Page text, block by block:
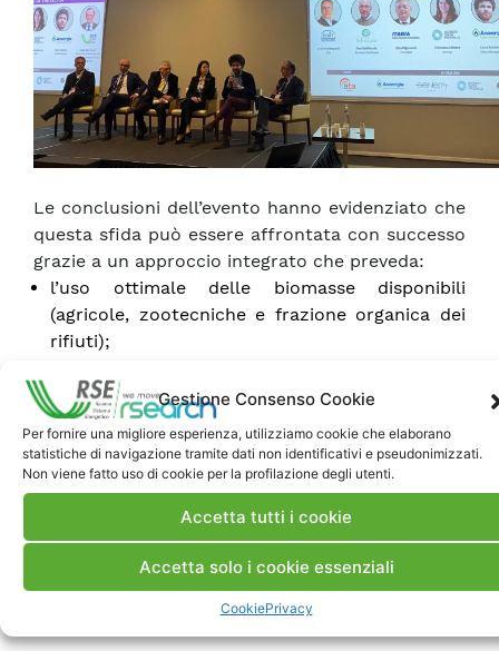
Gestione Consenso Cookie
Per fornire una migliore esperienza, utilizziamo cookie che elaborano
statistiche di navigazione tramite dati non identificativi e pseudonimizzati.
Non viene fatto uso di cookie per la profilazione degli utenti.
Accetta tutti i cookie
Accetta solo i cookie essenziali
CookiePrivacy
Le conclusioni dell’evento hanno evidenziato che
questa sfida può essere affrontata con successo
grazie a un approccio integrato che preveda:
l’uso ottimale delle biomasse disponibili
(agricole, zootecniche e frazione organica dei
rifiuti);
più efficienti;
il superamento delle incertezze normative nel
raccordo fra il sistema delle Garanzie d’Origine
e quello dell’Emission Trading.
Maggiori infoqui.